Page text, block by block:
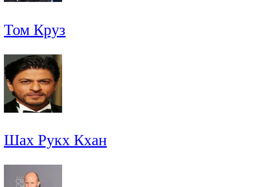
Том Круз
Шах Рукх Кхан